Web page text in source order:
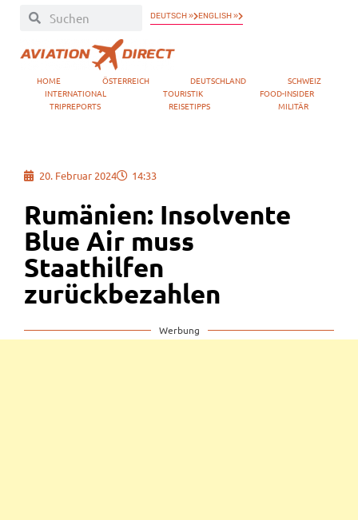
DEUTSCH » ENGLISH »
HOME ÖSTERREICH DEUTSCHLAND
SCHWEIZ
INTERNATIONAL
TOURISTIK
FOOD-INSIDER
TRIPREPORTS
REISETIPPS MILITÄR
20. Februar 2024 14:33
Rumänien: Insolvente
Blue Air muss
Staathilfen
zurückbezahlen
Werbung